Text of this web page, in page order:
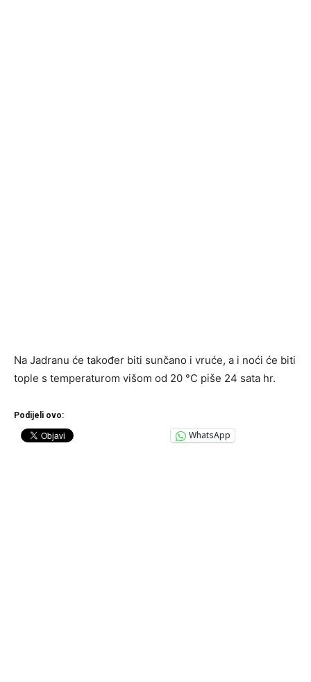
Na Jadranu će također biti sunčano i vruće, a i noći će biti
tople s temperaturom višom od 20 °C piše 24 sata hr.
Podijeli ovo:
WhatsApp